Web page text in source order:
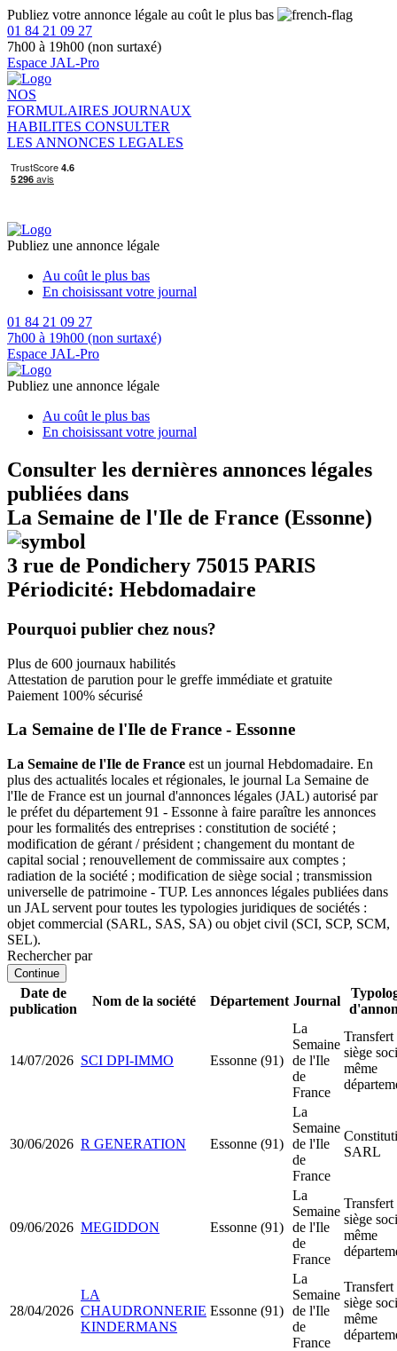
Publiez votre annonce légale au coût le plus bas
01 84 21 09 27
7h00 à 19h00 (non surtaxé)
Espace JAL-Pro
NOS
FORMULAIRES JOURNAUX
HABILITES CONSULTER
LES ANNONCES LEGALES
Publiez une annonce légale
Au coût le plus bas
En choisissant votre journal
01 84 21 09 27
7h00 à 19h00 (non surtaxé)
Espace JAL-Pro
Publiez une annonce légale
Au coût le plus bas
En choisissant votre journal
Consulter les dernières annonces légales
publiées dans
La Semaine de l'Ile de France (Essonne)
3 rue de Pondichery 75015 PARIS
Périodicité: Hebdomadaire
Pourquoi publier chez nous?
Plus de 600 journaux habilités
Attestation de parution pour le greffe immédiate et gratuite
Paiement 100% sécurisé
La Semaine de l'Ile de France - Essonne
La Semaine de l'Ile de France est un journal Hebdomadaire. En
plus des actualités locales et régionales, le journal La Semaine de
l'Ile de France est un journal d'annonces légales (JAL) autorisé par
le préfet du département 91 - Essonne à faire paraître les annonces
pour les formalités des entreprises : constitution de société ;
modification de gérant / président ; changement du montant de
capital social ; renouvellement de commissaire aux comptes ;
radiation de la société ; modification de siège social ; transmission
universelle de patrimoine - TUP. Les annonces légales publiées dans
un JAL servent pour toutes les typologies juridiques de sociétés :
objet commercial (SARL, SAS, SA) ou objet civil (SCI, SCP, SCM,
SEL).
Rechercher par
Continue
Date de
publication
Nom de la société Département Journal
14/07/2026 SCI DPI-IMMO Essonne (91)
La
Semaine
de l'Ile
de
France
Transfert
siège
même
30/06/2026 R GENERATION Essonne (91)
La
Semaine
de l'Ile
de
France
SARL
09/06/2026 MEGIDDON Essonne (91)
La
Semaine
de l'Ile
de
France
Transfert
siège
même
28/04/2026
LA
CHAUDRONNERIE
KINDERMANS
Essonne (91)
La
Semaine
de l'Ile
de
France
Transfert
siège
même